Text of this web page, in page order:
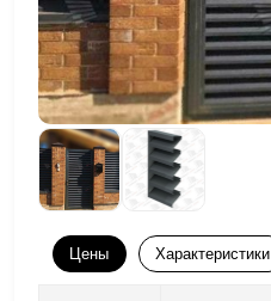
Цены Характеристики